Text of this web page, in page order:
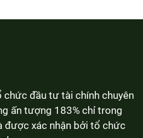
đầu tư tài chính chuyên
ấn tượng 183% chỉ trong
được xác nhận bởi tổ chức